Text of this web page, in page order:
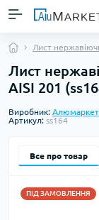
Лист
Лист
AISI 201
Виробник: Алюмаркет
Артикул: ss164
Все про товар
ПІД ЗАМОВЛЕННЯ